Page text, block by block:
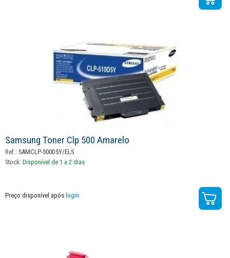
Samsung Toner Clp 500 Amarelo
Ref.: SAMCLP-500D5Y/ELS
Stock: Disponível de 1 a 2 dias
Preço disponível após login